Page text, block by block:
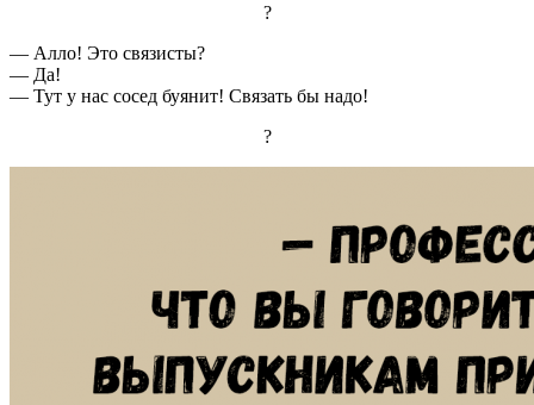
?
— Алло! Это связисты?
— Да!
— Тут у нас сосед буянит! Связать бы надо!
?